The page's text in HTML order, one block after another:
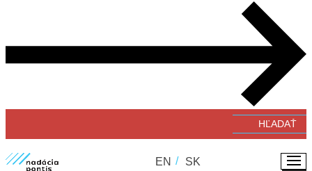
EN SK
Verejné zbierky
Zverejňovanie faktúr a objednávok
#GivingTuesday